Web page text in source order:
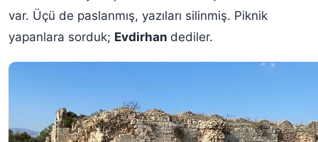
var. Üçü de paslanmış, yazıları silinmiş. Piknik
yapanlara sorduk; Evdirhan dediler.